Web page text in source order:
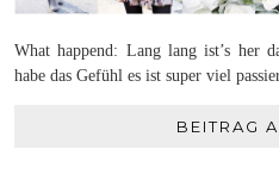
What happend: Lang lang ist’s her
habe das Gefühl es ist super viel
BEITRAG